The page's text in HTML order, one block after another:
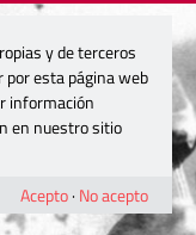
y de terceros
por esta página web
información
en nuestro sitio
Acepto· No acepto